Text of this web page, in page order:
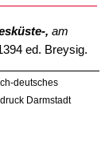
, am
ed. Breysig.
deutsches
Darmstadt